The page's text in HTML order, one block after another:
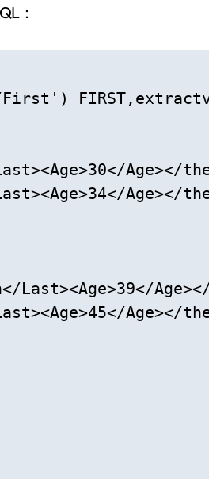
：
Age></
Age></
Last><Age>39</
Age></